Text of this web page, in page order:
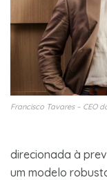
Francisco Tavares – CEO
direcionada à
um modelo